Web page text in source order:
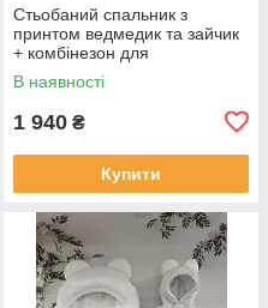
Стьобаний спальник з
принтом ведмедик та зайчик
+ комбінезон для
новонароджених, білий із
зеленим
В наявності
1 940 ₴
Купити